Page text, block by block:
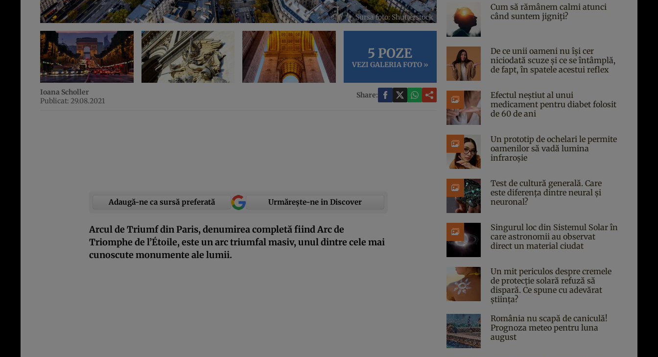
Sursa foto: Shutterstock
5 POZE
VEZI GALERIA FOTO »
Ioana Scholler
Publicat: 29.08.2021
Share:
Adaugă-ne ca sursă preferată Urmărește-ne in Discover
Arcul de Triumf din Paris, denumirea completă fiind Arc de
Triomphe de l’Étoile, este un arc triumfal masiv, unul dintre cele mai
cunoscute monumente ale lumii.
Cum să rămânem calmi atunci
când suntem jigniți?
De ce unii oameni nu își cer
niciodată scuze și ce se întâmplă,
de fapt, în spatele acestui reflex
Efectul neștiut al unui
medicament pentru diabet folosit
de 60 de ani
Un prototip de ochelari le permite
oamenilor să vadă lumina
infraroșie
Test de cultură generală. Care
este diferența dintre neural și
neuronal?
Singurul loc din Sistemul Solar în
care astronomii au observat
direct un material ciudat
Un mit periculos despre cremele
de protecție solară refuză să
dispară. Ce spune cu adevărat
știința?
România nu scapă de caniculă!
Prognoza meteo pentru luna
august